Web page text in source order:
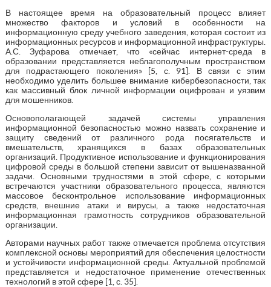
В настоящее время на образовательный процесс влияет
множество факторов и условий в особенности на
информационную среду учебного заведения, которая состоит из
информационных ресурсов и информационной инфраструктуры.
А.С. Зуфарова отмечает, что «сейчас интернет-среда в
образовании представляется неблагополучным пространством
для подрастающего поколения» [5, с. 91]. В связи с этим
необходимо уделить большее внимание кибербезопасности, так
как массивный блок личной информации оцифрован и уязвим
для мошенников.
Основополагающей задачей системы управления
информационной безопасностью можно назвать сохранение и
защиту сведений от различного рода посягательств и
вмешательств, хранящихся в базах образовательных
организаций. Продуктивное использование и функционирования
цифровой среды в большой степени зависит от вышеназванной
задачи. Основными трудностями в этой сфере, с которыми
встречаются участники образовательного процесса, являются
массовое бесконтрольное использование информационных
средств, внешние атаки и вирусы, а также недостаточная
информационная грамотность сотрудников образовательной
организации.
Авторами научных работ также отмечается проблема отсутствия
комплексной основы мероприятий для обеспечения целостности
и устойчивости информационной среды. Актуальной проблемой
представляется и недостаточное применение отечественных
технологий в этой сфере [1, с. 35].